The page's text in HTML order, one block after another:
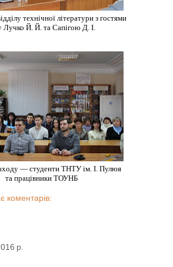
технічної літературиз гостями
Й. Й. та Сапігою Д. І.
— студенти ТНТУ ім. І. Пулюя
та працівники ТОУНБ
коментарів:
р.